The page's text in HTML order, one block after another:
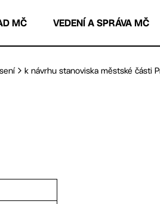
MČ VEDENÍ A SPRÁVA MČ
k návrhu stanoviska městské části